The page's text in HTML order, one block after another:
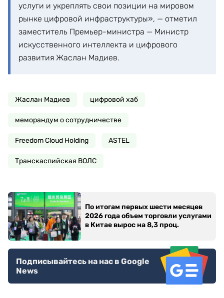
услуги и укреплять свои позиции на мировом
рынке цифровой инфраструктуры», — отметил
заместитель Премьер-министра — Министр
искусственного интеллекта и цифрового
развития Жаслан Мадиев.
Жаслан Мадиев цифровой хаб
меморандум о сотрудничестве
Freedom Cloud Holding ASTEL
Транскаспийская ВОЛС
По итогам первых шести месяцев
2026 года объем торговли услугами
в Китае вырос на 8,3 проц.
Подписывайтесь на нас в Google
News